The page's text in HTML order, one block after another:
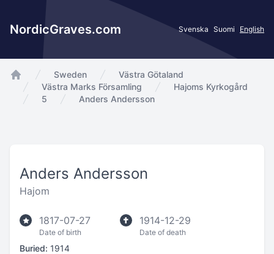
NordicGraves.com Svenska Suomi English
app.Start
Sweden
Västra Götaland
Västra Marks Församling
Hajoms Kyrkogård
5
Anders Andersson
Anders Andersson
Hajom
1817-07-27
Date of birth
1914-12-29
Date of death
Buried: 1914